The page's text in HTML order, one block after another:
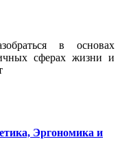
в основах
сферах жизни и
Эргономика и